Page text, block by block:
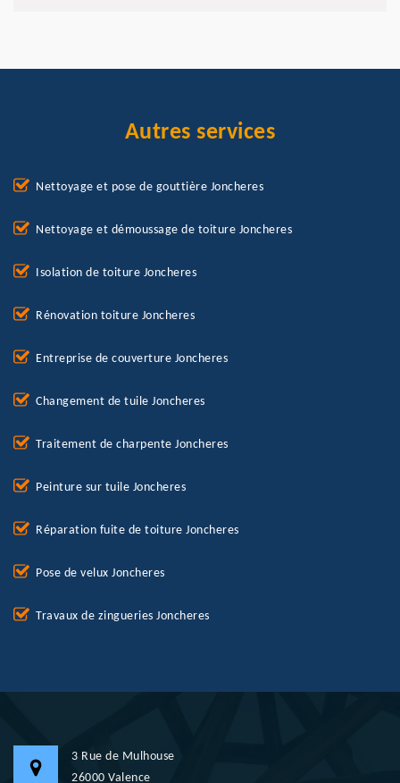
Autres services
Nettoyage et pose de gouttière Joncheres
Nettoyage et démoussage de toiture Joncheres
Isolation de toiture Joncheres
Rénovation toiture Joncheres
Entreprise de couverture Joncheres
Changement de tuile Joncheres
Traitement de charpente Joncheres
Peinture sur tuile Joncheres
Réparation fuite de toiture Joncheres
Pose de velux Joncheres
Travaux de zingueries Joncheres
3 Rue de Mulhouse
26000 Valence